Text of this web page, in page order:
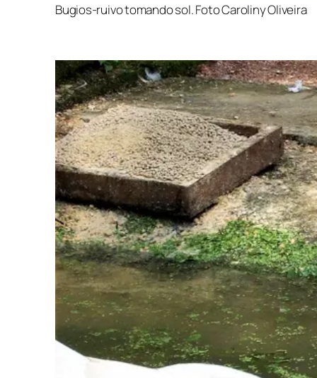
Bugios-ruivo tomando sol. Foto Caroliny Oliveira